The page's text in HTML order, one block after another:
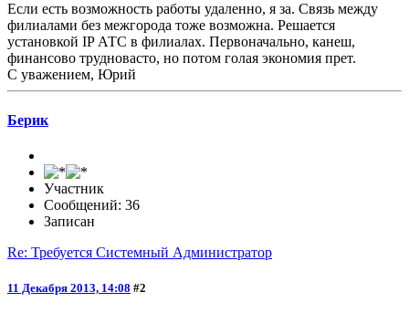
Если есть возможность работы удаленно, я за. Связь между
филиалами без межгорода тоже возможна. Решается
установкой IP АТС в филиалах. Первоначально, канеш,
финансово трудновасто, но потом голая экономия прет.
С уважением, Юрий
Берик
Участник
Сообщений: 36
Записан
Re: Требуется Системный Администратор
11 Декабря 2013, 14:08 #2